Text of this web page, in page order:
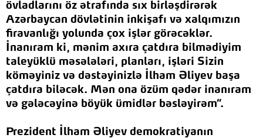
övladlarını öz ətrafında sıx birləşdirərək
Azərbaycan dövlətinin inkişafı və xalqımızın
firavanlığı yolunda çox işlər görəcəklər.
İnanıram ki, mənim axıra çatdıra bilmədiyim
taleyüklü məsələləri, planları, işləri Sizin
köməyiniz və dəstəyinizlə İlham Əliyev başa
çatdıra biləcək. Mən ona özüm qədər inanıram
və gələcəyinə böyük ümidlər bəsləyirəm”.
Prezident İlham Əliyev demokratiyanın